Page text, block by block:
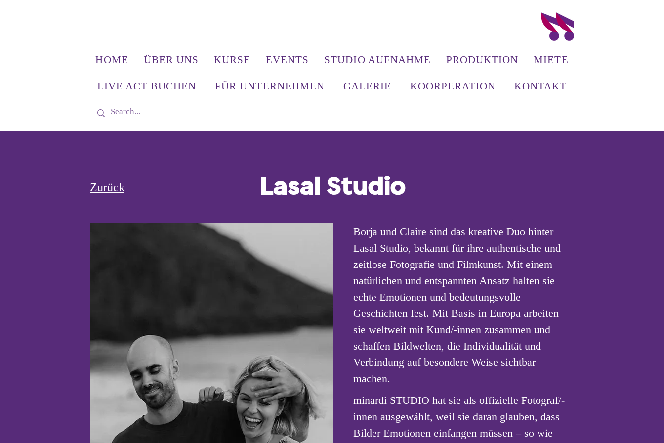
HOME ÜBER UNS KURSE EVENTS STUDIO AUFNAHME PRODUKTION MIETE
LIVE ACT BUCHEN FÜR UNTERNEHMEN GALERIE KOORPERATION KONTAKT
Zurück Lasal Studio
Borja und Claire sind das kreative Duo hinter
Lasal Studio, bekannt für ihre authentische und
zeitlose Fotografie und Filmkunst. Mit einem
natürlichen und entspannten Ansatz halten sie
echte Emotionen und bedeutungsvolle
Geschichten fest. Mit Basis in Europa arbeiten
sie weltweit mit Kund/-innen zusammen und
schaffen Bildwelten, die Individualität und
Verbindung auf besondere Weise sichtbar
machen.
minardi STUDIO hat sie als offizielle Fotograf/-
innen ausgewählt, weil sie daran glauben, dass
Bilder Emotionen einfangen müssen – so wie